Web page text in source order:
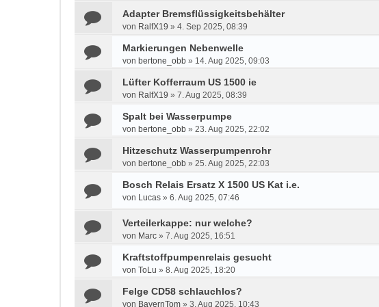
Adapter Bremsflüssigkeitsbehälter
von RalfX19 » 4. Sep 2025, 08:39
Markierungen Nebenwelle
von bertone_obb » 14. Aug 2025, 09:03
Lüfter Kofferraum US 1500 ie
von RalfX19 » 7. Aug 2025, 08:39
Spalt bei Wasserpumpe
von bertone_obb » 23. Aug 2025, 22:02
Hitzeschutz Wasserpumpenrohr
von bertone_obb » 25. Aug 2025, 22:03
Bosch Relais Ersatz X 1500 US Kat i.e.
von Lucas » 6. Aug 2025, 07:46
Verteilerkappe: nur welche?
von Marc » 7. Aug 2025, 16:51
Kraftstoffpumpenrelais gesucht
von ToLu » 8. Aug 2025, 18:20
Felge CD58 schlauchlos?
von BayernTom » 3. Aug 2025, 10:43